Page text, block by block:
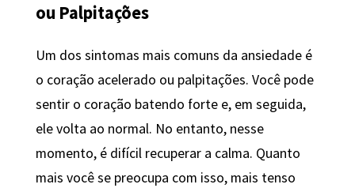
ou Palpitações
Um dos sintomas mais comuns da ansiedade é
o coração acelerado ou palpitações. Você pode
sentir o coração batendo forte e, em seguida,
ele volta ao normal. No entanto, nesse
momento, é difícil recuperar a calma. Quanto
mais você se preocupa com isso, mais tenso